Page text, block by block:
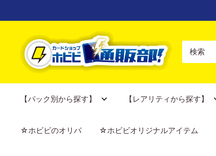
ン
【ポ
ケ
カ
門【パック別から探す】 【レアリティから探す】
☆ホビビのオリパ ☆ホビビオリジナルアイテム